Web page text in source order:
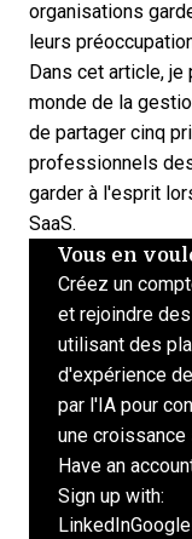
organisations
leurs
Dans cet article,
monde de la
de partager cinq
professionnels
garder à l'esprit
SaaS.
Vous en
Créez un
et rejoindre
utilisant des
d'expérience
par l'IA pour
une croissance
Have an
Sign up with:
LinkedInGoogle